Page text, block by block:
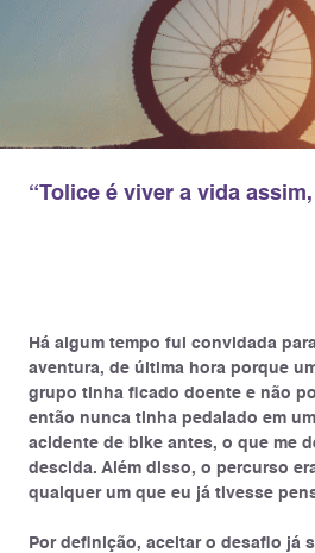
“Tolice é viver a vida
Há algum tempo fui convidada
aventura, de última hora porque
grupo tinha ficado doente e não
então nunca tinha pedalado em
acidente de bike antes, o que me
descida. Além disso, o percurso
qualquer um que eu já tivesse
Por definição, aceitar o desafio já